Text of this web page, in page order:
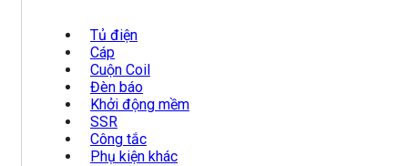
Tủ điện
Cáp
Cuộn Coil
Đèn báo
Khởi động mềm
SSR
Công tắc
Phụ kiện khác